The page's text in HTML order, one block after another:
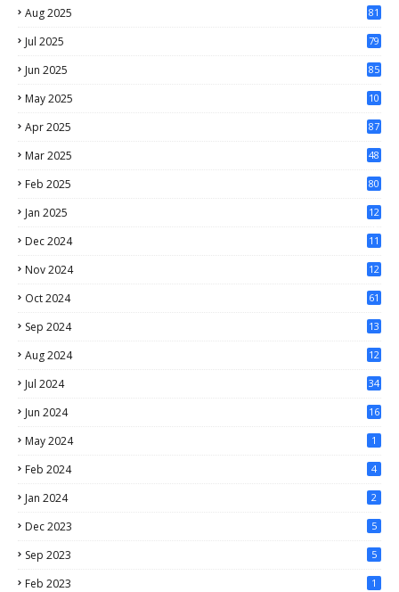
Aug 2025 81
Jul 2025 79
Jun 2025 85
May 2025
10
Apr 2025 87
Mar 2025 48
Feb 2025 80
Jan 2025
12
Dec 2024
11
Nov 2024
12
Oct 2024 61
Sep 2024 13
Aug 2024 12
Jul 2024 34
Jun 2024 16
May 2024 1
Feb 2024 4
Jan 2024 2
Dec 2023 5
Sep 2023 5
Feb 2023 1